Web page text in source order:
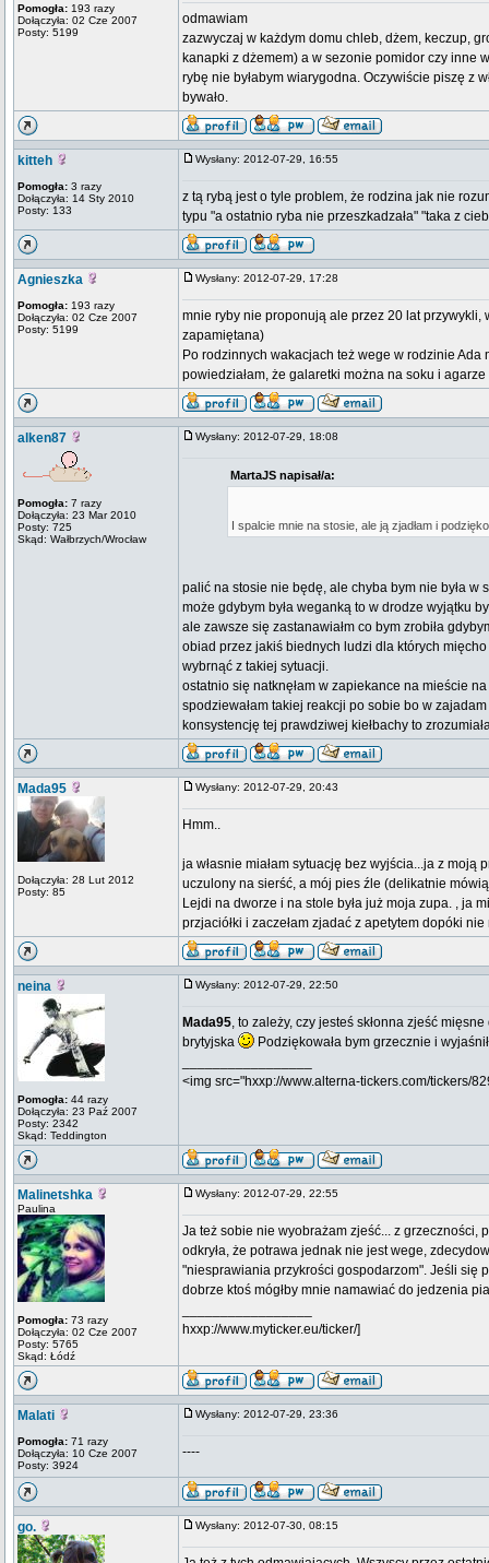
Pomogła: 193 razy
Dołączyła: 02 Cze 2007
Posty: 5199
odmawiam
zazwyczaj w każdym domu chleb, dżem, keczup,
kanapki z dżemem) a w sezonie pomidor czy inne
rybę nie byłabym wiarygodna. Oczywiście piszę z
bywało.
kitteh
Pomogła: 3 razy
Dołączyła: 14 Sty 2010
Posty: 133
Wysłany: 2012-07-29, 16:55
z tą rybą jest o tyle problem, że rodzina jak nie
typu "a ostatnio ryba nie przeszkadzała" "taka z
Agnieszka
Pomogła: 193 razy
Dołączyła: 02 Cze 2007
Posty: 5199
Wysłany: 2012-07-29, 17:28
mnie ryby nie proponują ale przez 20 lat
zapamiętana)
Po rodzinnych wakacjach też wege w rodzinie
powiedziałam, że galaretki można na soku i
alken87
Pomogła: 7 razy
Dołączyła: 23 Mar 2010
Posty: 725
Skąd: Wałbrzych/Wrocław
Wysłany: 2012-07-29, 18:08
MartaJS napisał/a:
I spalcie mnie na stosie, ale ją zjadłam i
palić na stosie nie będę, ale chyba bym nie była w
może gdybym była weganką to w drodze wyjątku
ale zawsze się zastanawiałm co bym zrobiła
obiad przez jakiś biednych ludzi dla których
wybrnąć z takiej sytuacji.
ostatnio się natknęłam w zapiekance na mieście
spodziewałam takiej reakcji po sobie bo w
konsystencję tej prawdziwej kiełbachy to
Mada95
Dołączyła: 28 Lut 2012
Posty: 85
Wysłany: 2012-07-29, 20:43
Hmm..
ja własnie miałam sytuację bez wyjścia...ja z moją
uczulony na sierść, a mój pies źle (delikatnie
Lejdi na dworze i na stole była już moja zupa. , ja
przjaciółki i zaczełam zjadać z apetytem dopóki
neina
Pomogła: 44 razy
Dołączyła: 23 Paź 2007
Posty: 2342
Skąd: Teddington
Wysłany: 2012-07-29, 22:50
Mada95, to zależy, czy jesteś skłonna zjeść
brytyjska
Podziękowała bym grzecznie i
<img src="hxxp://www.alterna-tickers.com/tickers/
Malinetshka
Paulina
Pomogła: 73 razy
Dołączyła: 02 Cze 2007
Posty: 5765
Skąd: Łódź
Wysłany: 2012-07-29, 22:55
Ja też sobie nie wyobrażam zjeść... z grzeczności,
odkryła, że potrawa jednak nie jest wege,
"niesprawiania przykrości gospodarzom". Jeśli się
dobrze ktoś mógłby mnie namawiać do jedzenia
hxxp://www.myticker.eu/ticker/]
Malati
Pomogła: 71 razy
Dołączyła: 10 Cze 2007
Posty: 3924
Wysłany: 2012-07-29, 23:36
----
go. Wysłany: 2012-07-30, 08:15